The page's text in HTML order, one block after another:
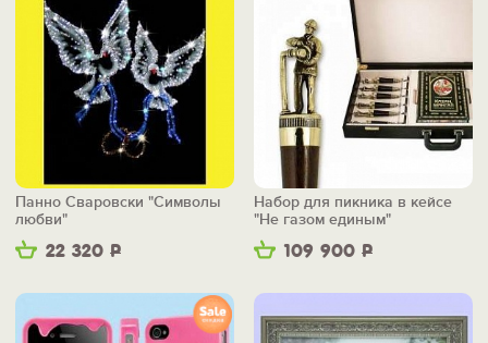
22 320 Р
Панно Сваровски "Символы
любви"
109 900 Р
Набор для пикника в кейсе
"Не газом единым"